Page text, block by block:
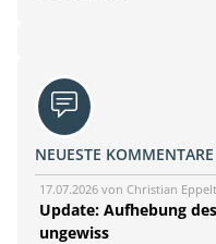
NEUESTE KOMMENTARE
17.07.2026 von Christian Eppelt
Update: Aufhebung
ungewiss